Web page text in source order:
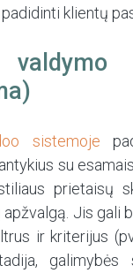
klientų
valdymo
sistemoje
su
prietaisų
Jis gali
ir kriterijus
galimybės